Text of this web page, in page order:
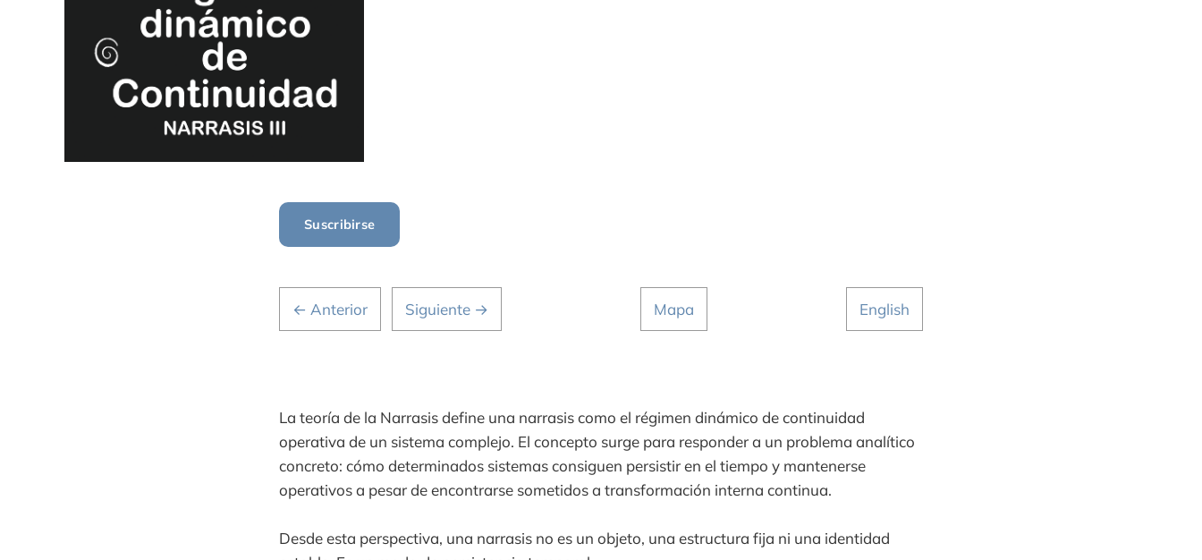
Suscribirse
← Anterior Siguiente → Mapa English
La teoría de la Narrasis define una narrasis como el régimen dinámico de continuidad
operativa de un sistema complejo. El concepto surge para responder a un problema analítico
concreto: cómo determinados sistemas consiguen persistir en el tiempo y mantenerse
operativos a pesar de encontrarse sometidos a transformación interna continua.
Desde esta perspectiva, una narrasis no es un objeto, una estructura fija ni una identidad